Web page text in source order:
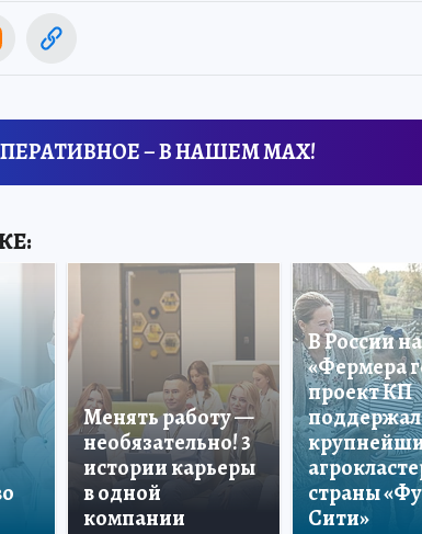
– В НАШЕМ MAX!
Менять работу —
необязательно! 3
истории карьеры
в одной
компании
В России
«Фермера
проект КП
поддержал
страны
Сити»